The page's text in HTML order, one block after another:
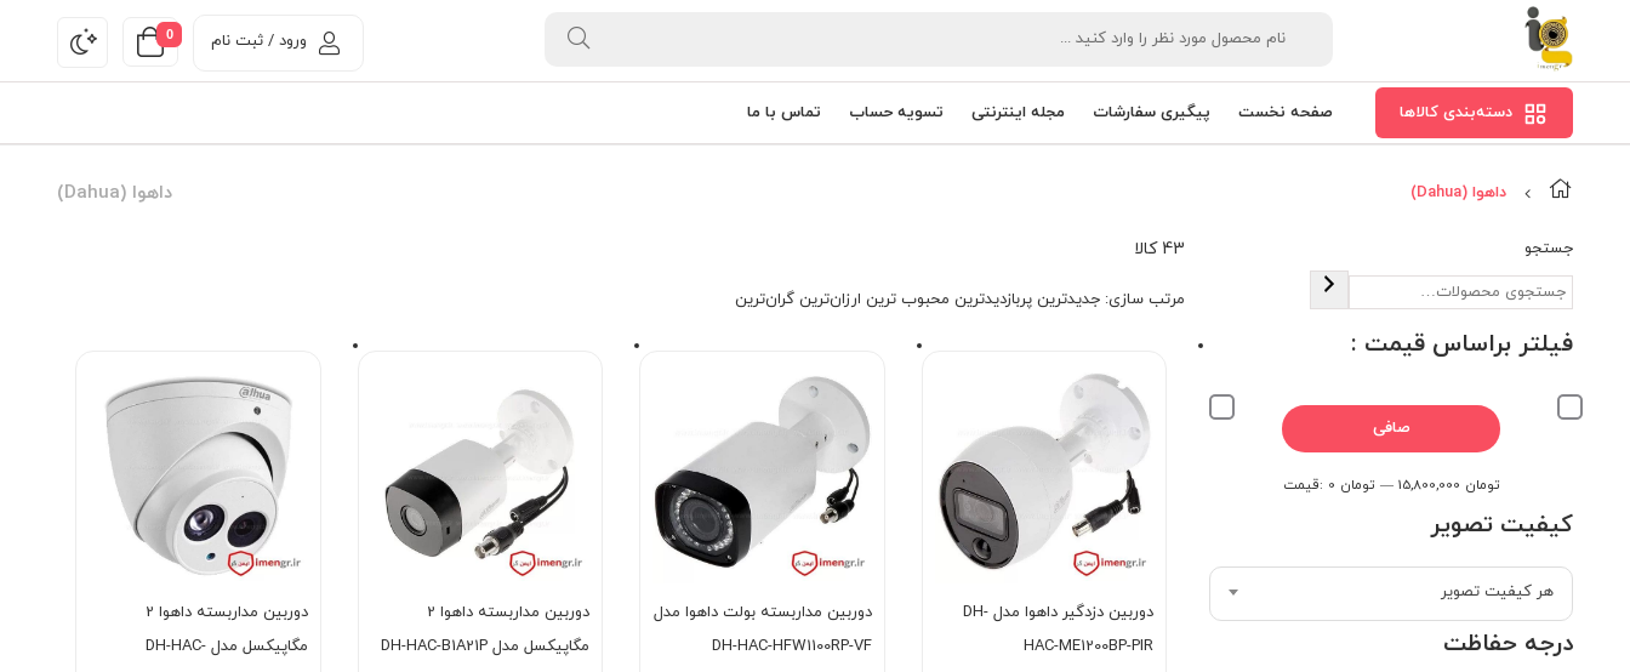
0 ورود / ثبت نام
دسته‌بندی کالاها صفحه نخست پیگیری سفارشات مجله اینترنتی تسویه حساب تماس با ما
داهوا (Dahua) داهوا (Dahua)
جستجو
فیلتر براساس قیمت :
حداقل
قیمت
حداكثر
قيمت
صافی
قيمت: 0 تومان — 15,800,000 تومان
کیفیت تصویر
هر کیفیت تصویر
درجه حفاظت
43 کالا
مرتب‌ سازی: جدیدترین پربازدیدترین محبوب ترین ارزان‌ترین گران‌ترین
دوربین دزدگیر داهوا مدل DH-
HAC-ME1200BP-PIR
دوربین مداربسته بولت داهوا مدل
DH-HAC-HFW1100RP-VF
دوربین مداربسته داهوا 2
مگاپیکسل مدل DH-HAC-B1A21P
دوربین مداربسته داهوا 2
مگاپیکسل مدل DH-HAC-